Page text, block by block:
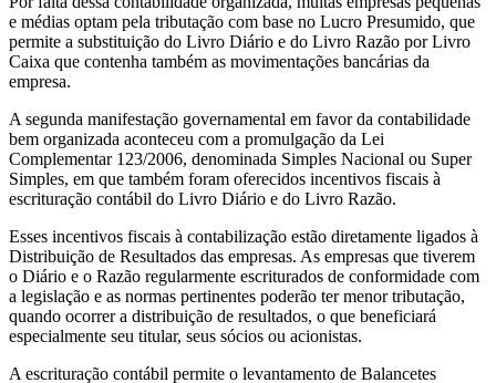
e médias optam pela tributação com base no Lucro Presumido, que
permite a substituição do Livro Diário e do Livro Razão por Livro
Caixa que contenha também as movimentações bancárias da
empresa.
A segunda manifestação governamental em favor da contabilidade
bem organizada aconteceu com a promulgação da Lei
Complementar 123/2006, denominada Simples Nacional ou Super
Simples, em que também foram oferecidos incentivos fiscais à
escrituração contábil do Livro Diário e do Livro Razão.
Esses incentivos fiscais à contabilização estão diretamente ligados à
Distribuição de Resultados das empresas. As empresas que tiverem
o Diário e o Razão regularmente escriturados de conformidade com
a legislação e as normas pertinentes poderão ter menor tributação,
quando ocorrer a distribuição de resultados, o que beneficiará
especialmente seu titular, seus sócios ou acionistas.
A escrituração contábil permite o levantamento de Balancetes